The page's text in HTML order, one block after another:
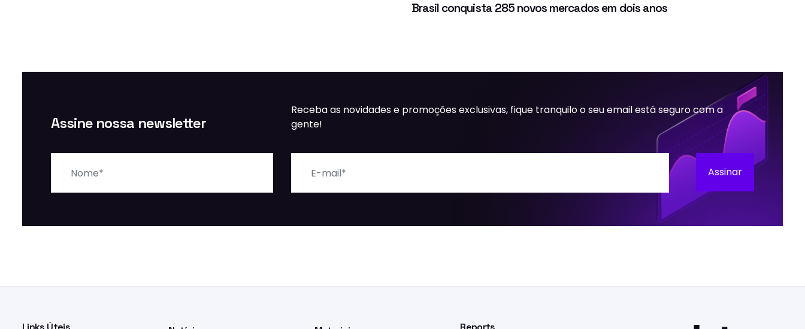
Brasil conquista 285 novos mercados em dois anos
Assine nossa newsletter
Receba as novidades e promoções exclusivas, fique tranquilo o seu email está seguro com a
gente!
Assinar